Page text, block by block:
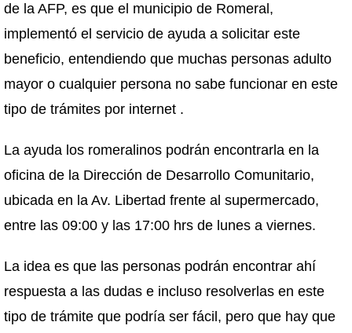
de la AFP, es que el municipio de Romeral,
implementó el servicio de ayuda a solicitar este
beneficio, entendiendo que muchas personas adulto
mayor o cualquier persona no sabe funcionar en este
tipo de trámites por internet .
La ayuda los romeralinos podrán encontrarla en la
oficina de la Dirección de Desarrollo Comunitario,
ubicada en la Av. Libertad frente al supermercado,
entre las 09:00 y las 17:00 hrs de lunes a viernes.
La idea es que las personas podrán encontrar ahí
respuesta a las dudas e incluso resolverlas en este
tipo de trámite que podría ser fácil, pero que hay que